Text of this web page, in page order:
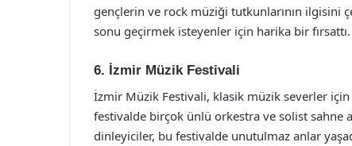
gençlerin ve rock müziği tutkunlarının ilgisini
sonu geçirmek isteyenler için harika bir fırsattı.
6. İzmir Müzik Festivali
İzmir Müzik Festivali, klasik müzik severler
festivalde birçok ünlü orkestra ve solist sahne
dinleyiciler, bu festivalde unutulmaz anlar